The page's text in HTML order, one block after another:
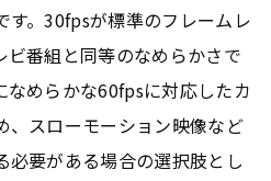
す。30fpsが標準のフレームレ
ビ番組と同等のなめらかさで
なめらかな60fpsに対応したカ
、スローモーション映像など
必要がある場合の選択肢とし